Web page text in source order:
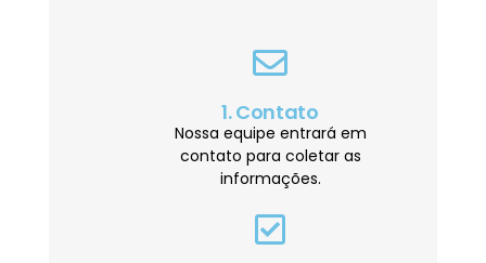
1. Contato
Nossa equipe entrará em
contato para coletar as
informações.